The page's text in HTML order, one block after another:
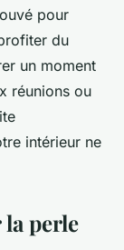
pour
du
un moment
réunions ou
intérieur ne
perle